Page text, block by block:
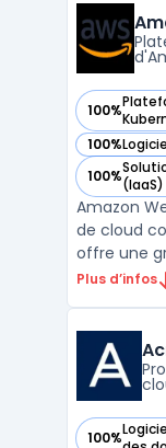
Rubrik
grâce à
100%
— voir
100%
— voir
100%(IaaS)
— voir
Amazon
de cloud
offre une
d'outils
les
multi-
Plus d’infos
100%